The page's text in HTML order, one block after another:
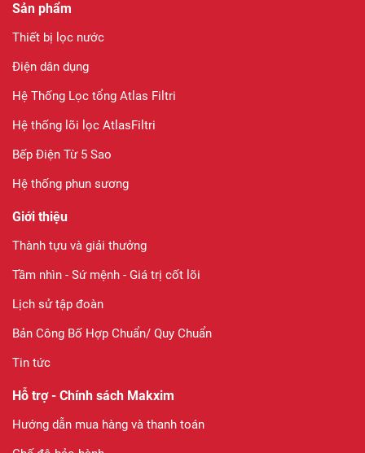
Sản phẩm
Thiết bị lọc nước
Điện dân dụng
Hệ Thống Lọc tổng Atlas Filtri
Hệ thống lõi lọc AtlasFiltri
Bếp Điện Từ 5 Sao
Hệ thống phun sương
Giới thiệu
Thành tựu và giải thưởng
Tầm nhìn - Sứ mệnh - Giá trị cốt lõi
Lịch sử tập đoàn
Bản Công Bố Hợp Chuẩn/ Quy Chuẩn
Tin tức
Hỗ trợ - Chính sách Makxim
Hướng dẫn mua hàng và thanh toán